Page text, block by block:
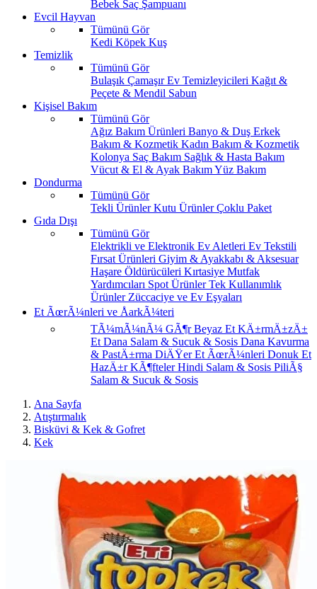
Bebek Saç Şampuanı
Evcil Hayvan
Tümünü Gör
Kedi Köpek Kuş
Temizlik
Tümünü Gör
Bulaşık ÇamaşırEv Temizleyicileri Kağıt &
Peçete & Mendil Sabun
Kişisel Bakım
Tümünü Gör
Ağız Bakım Ürünleri Banyo & Duş Erkek
Bakım & Kozmetik Kadın Bakım & Kozmetik
Kolonya Saç Bakım Sağlık & Hasta Bakım
Vücut & El & Ayak BakımYüz Bakım
Dondurma
Tümünü Gör
Tekli ÜrünlerKutu ÜrünlerÇoklu Paket
Gıda Dışı
Tümünü Gör
Elektrikli ve Elektronik Ev Aletleri Ev Tekstili
Fırsat Ürünleri Giyim & Ayakkabı & Aksesuar
Haşare Öldürücüleri Kırtasiye Mutfak
Yardımcıları Spot ÜrünlerTek Kullanımlık
Ürünler Züccaciye ve Ev Eşyaları
Et ÃœrÃ¼nleri ve ÅarkÃ¼teri
TÃ¼mÃ¼nÃ¼ GÃ¶rBeyaz Et KÄ±rmÄ±zÄ±
Et Dana Salam & Sucuk & Sosis Dana Kavurma
& PastÄ±rma DiÄŸer Et ÃœrÃ¼nleri Donuk Et
HazÄ±r KÃ¶ftelerHindi Salam & Sosis PiliÃ§
Salam & Sucuk & Sosis
Ana Sayfa
Atıştırmalık
Bisküvi & Kek & Gofret
Kek